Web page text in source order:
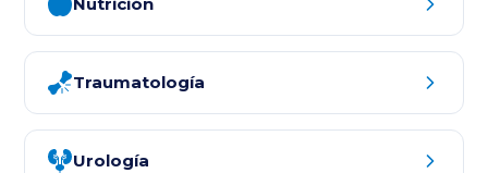
Nutrición
Traumatología
Urología